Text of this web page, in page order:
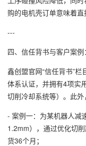
购的电机壳订单意味着直
---
四、信任背书与客户案
鑫创盟官网“信任背书”
体系认证，并拥有4项实
切削冷却系统等）。此外
- 案例一：为某机器人减
1.2mm），通过优化切
货36个月；